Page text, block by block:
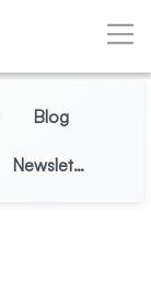
Blog
Newsletter